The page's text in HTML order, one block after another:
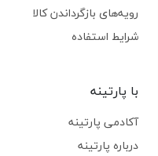
رویه‌های بازگرداندن کالا
شرایط استفاده
با پارتینه
آکادمی پارتینه
درباره پارتینه